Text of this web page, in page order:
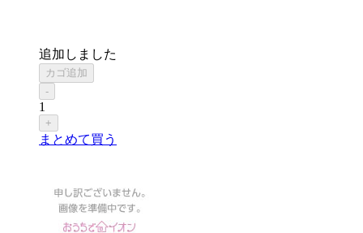
追加しました
カゴ追加
-
1
+
まとめて買う